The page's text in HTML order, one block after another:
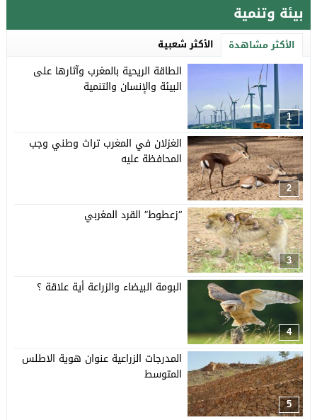
بيئة وتنمية
الأكثر مشاهدة الأكثر شعبية
1
الطاقة الريحية بالمغرب وآثارها على
البيئة والإنسان والتنمية
2
الغزلان في المغرب تراث وطني وجب
المحافظة عليه
3
“زعطوط” القرد المغربي
4
البومة البيضاء والزراعة أية علاقة ؟
5
المدرجات الزراعية عنوان هوية الاطلس
المتوسط